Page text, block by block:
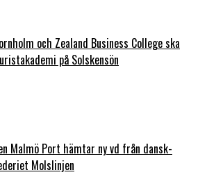
och Zealand Business College ska
på Solskensön
Malmö Port hämtar ny vd från dansk-
Molslinjen